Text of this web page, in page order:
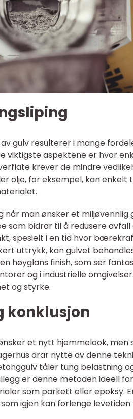
gulv resulterer i mange
viktigste aspektene er hvor
krever de mindre
olje, for eksempel, kan enkelt
man ønsker et miljøvennlig
som bidrar til å redusere avfall
spesielt i en tid hvor
uttrykk, kan gulvet
høyglans finish, som ser
og i industrielle
og styrke.
konklusjon
et nytt hjemmelook, men
drar nytte av denne
tåler tung belastning
er denne metoden ideell
som parkett eller epoksy.
igjen kan forlenge